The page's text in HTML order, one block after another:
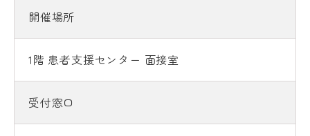
開催場所
1階 患者支援センター 面接室
受付窓口